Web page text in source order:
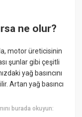
ne olur?
motor üreticisinin
şunlar gibi çeşitli
yağ basıncını
Artan yağ basıncı
burada okuyun: